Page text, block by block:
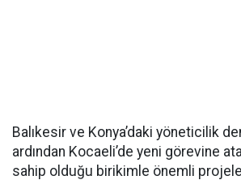
Balıkesir ve Konya’daki yöneticilik
ardından Kocaeli’de yeni görevine
sahip olduğu birikimle önemli